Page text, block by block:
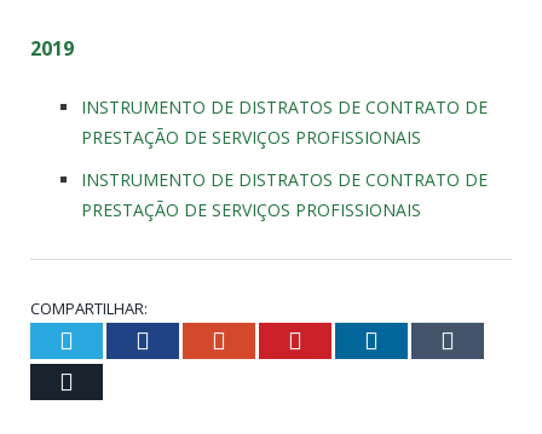
2019
INSTRUMENTO DE DISTRATOS DE CONTRATO DE
PRESTAÇÃO DE SERVIÇOS PROFISSIONAIS
INSTRUMENTO DE DISTRATOS DE CONTRATO DE
PRESTAÇÃO DE SERVIÇOS PROFISSIONAIS
COMPARTILHAR:
Twitter Facebook Google+ Pinterest LinkedIn